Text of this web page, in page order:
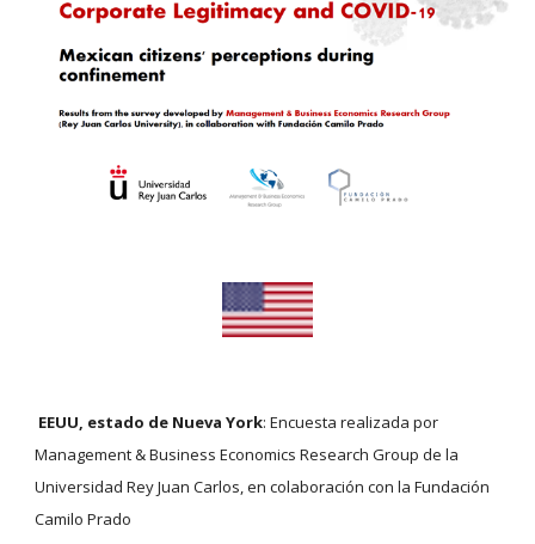
EEUU, estado de Nueva York: Encuesta realizada por
Management & Business Economics Research Group de la
Universidad Rey Juan Carlos, en colaboración con la Fundación
Camilo Prado